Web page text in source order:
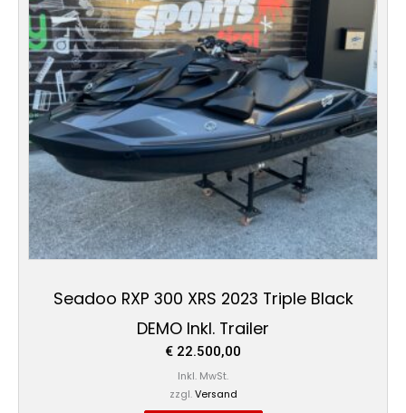
Seadoo RXP 300 XRS 2023 Triple Black
DEMO Inkl. Trailer
€ 22.500,00
Inkl. MwSt.
zzgl. Versand